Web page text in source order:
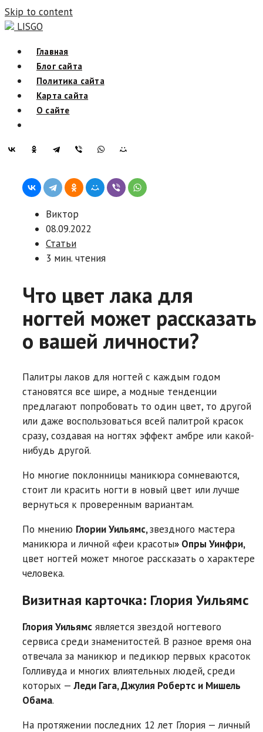
Skip to content
LISGO
Главная
Блог сайта
Политика сайта
Карта сайта
О сайте
Виктор
08.09.2022
Статьи
3 мин. чтения
Что цвет лака для
ногтей может рассказать
о вашей личности?
Палитры лаков для ногтей с каждым годом
становятся все шире, а модные тенденции
предлагают попробовать то один цвет, то другой
или даже воспользоваться всей палитрой красок
сразу, создавая на ногтях эффект амбре или какой-
нибудь другой.
Но многие поклонницы маникюра сомневаются,
стоит ли красить ногти в новый цвет или лучше
вернуться к проверенным вариантам.
По мнению Глории Уильямс,звездного мастера
маникюра и личной «феи красоты» Опры Уинфри,
цвет ногтей может многое рассказать о характере
человека.
Визитная карточка: Глория Уильямс
Глория Уильямс является звездой ногтевого
сервиса среди знаменитостей. В разное время она
отвечала за маникюр и педикюр первых красоток
Голливуда и многих влиятельных людей, среди
которых —Леди Гага, Джулия Робертс и Мишель
Обама.
На протяжении последних 12 лет Глория — личный